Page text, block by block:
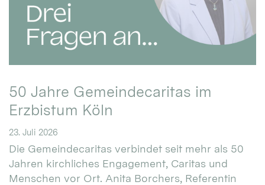
50 Jahre Gemeindecaritas im
Erzbistum Köln
23. Juli 2026
Die Gemeindecaritas verbindet seit mehr als 50
Jahren kirchliches Engagement, Caritas und
Menschen vor Ort. Anita Borchers, Referentin